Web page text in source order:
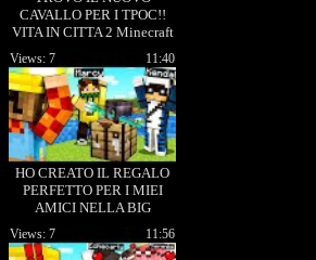
CAVALLO PER I TPOC!!
VITA IN CITTA 2 Minecraft
HO CREATO IL REGALO
PERFETTO PER I MIEI
AMICI NELLA BIG
VANILLA 2 SU
MINECRAFT!
11:40
Views: 7
11:56
Views: 7